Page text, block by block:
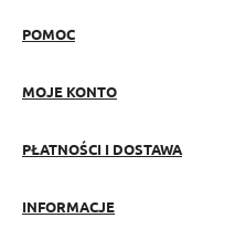
POMOC
MOJE KONTO
PŁATNOŚCI I DOSTAWA
INFORMACJE